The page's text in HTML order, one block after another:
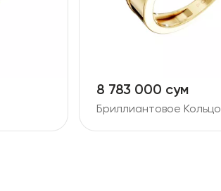
8 783 000 сум
Бриллиантовое Кольцо